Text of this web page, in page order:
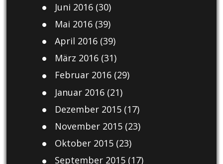
Juni 2016(30)
Mai 2016(39)
April 2016(39)
März 2016(31)
Februar 2016(29)
Januar 2016(21)
Dezember 2015(17)
November 2015(23)
Oktober 2015(23)
September 2015(17)